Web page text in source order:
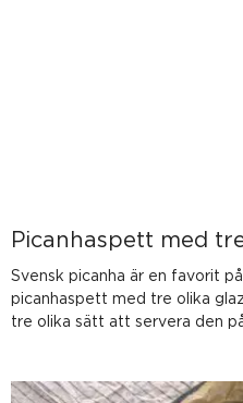
Picanhaspett med
Svensk picanha är en favorit
picanhaspett med tre olika
tre olika sätt att servera den